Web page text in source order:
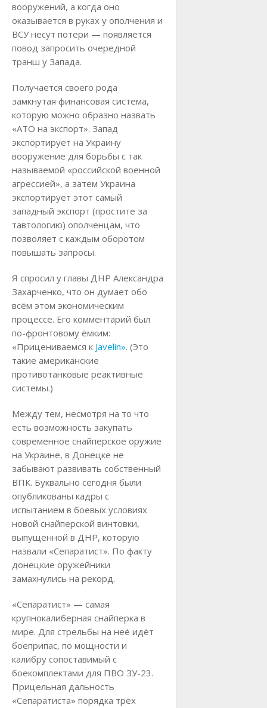
вооружений, а когда оно
оказывается в руках у ополчения и
ВСУ несут потери — появляется
повод запросить очередной
транш у Запада.
Получается своего рода
замкнутая финансовая система,
которую можно образно назвать
«АТО на экспорт». Запад
экспортирует на Украину
вооружение для борьбы с так
называемой «российской военной
агрессией», а затем Украина
экспортирует этот самый
западный экспорт (простите за
тавтологию) ополченцам, что
позволяет с каждым оборотом
повышать запросы.
Я спросил у главы ДНР Александра
Захарченко, что он думает обо
всём этом экономическим
процессе. Его комментарий был
по-фронтовому ёмким:
«Прицениваемся к Javelin». (Это
такие американские
противотанковые реактивные
системы.)
Между тем, несмотря на то что
есть возможность закупать
современное снайперское оружие
на Украине, в Донецке не
забывают развивать собственный
ВПК. Буквально сегодня были
опубликованы кадры с
испытанием в боевых условиях
новой снайперской винтовки,
выпущенной в ДНР, которую
назвали «Сепаратист». По факту
донецкие оружейники
замахнулись на рекорд.
«Сепаратист» — самая
крупнокалиберная снайперка в
мире. Для стрельбы на неё идёт
боеприпас, по мощности и
калибру сопоставимый с
боекомплектами для ПВО ЗУ-23.
Прицельная дальность
«Сепаратиста» порядка трёх